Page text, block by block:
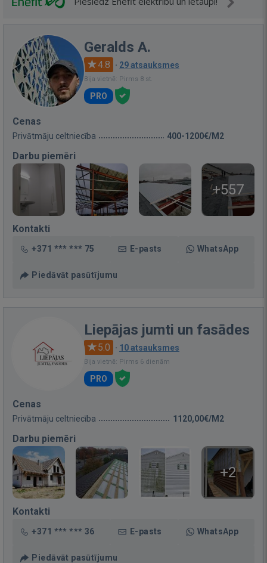
Geralds A.
4.8 · 29 atsauksmes
Bija vietnē: Pirms 8 st.
PRO
Cenas
Privātmāju celtniecība 400-1200€/M2
Darbu piemēri
+557
Kontakti
+371 *** *** 75 E-pasts WhatsApp
Piedāvāt pasūtījumu
Liepājas jumti un fasādes
5.0 · 10 atsauksmes
Bija vietnē: Pirms 6 dienām
PRO
Cenas
Privātmāju celtniecība 1120,00€/M2
Darbu piemēri
+2
Kontakti
+371 *** *** 36 E-pasts WhatsApp
Piedāvāt pasūtījumu